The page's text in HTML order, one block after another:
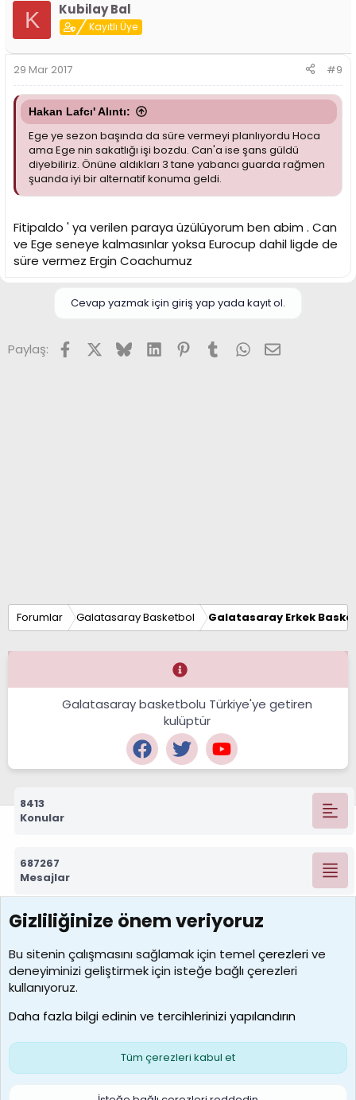
K Kubilay Bal
Kayıtlı Üye
29 Mar 2017 #9
Hakan Lafcı' Alıntı:
Ege ye sezon başında da süre vermeyi planlıyordu Hoca
ama Ege nin sakatlığı işi bozdu. Can'a ise şans güldü
diyebiliriz. Önüne aldıkları 3 tane yabancı guarda rağmen
şuanda iyi bir alternatif konuma geldi.
Fitipaldo ' ya verilen paraya üzülüyorum ben abim . Can
ve Ege seneye kalmasınlar yoksa Eurocup dahil ligde de
süre vermez Ergin Coachumuz
Cevap yazmak için giriş yap yada kayıt ol.
Paylaş: FacebookX (Twitter)
BlueskyLinkedInPinterest
TumblrWhatsApp
E-posta
Forumlar Galatasaray Basketbol Galatasaray Erkek
Galatasaray basketbolu Türkiye'ye getiren
kulüptür
8413
Konular
687267
Mesajlar
7388
Kullanıcılar
borabekirogluu
Son üye
Çerezler
S
Gizliliğinize önem veriyoruz
Bu sitenin çalışmasını sağlamak için temelçerezlerive
deneyiminizi geliştirmek için isteğe bağlı çerezleri
kullanıyoruz.
Daha fazla bilgi edinin ve tercihlerinizi yapılandırın
Tüm çerezleri kabul et